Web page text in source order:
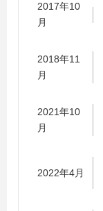
2017年10
月
2018年11
月
2021年10
月
2022年4月